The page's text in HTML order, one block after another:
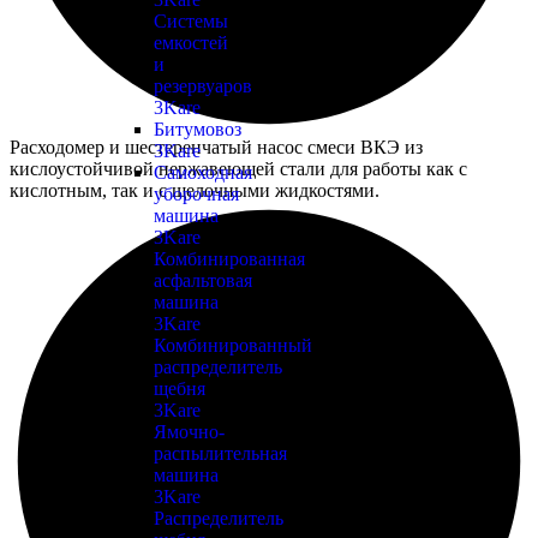
Системы
емкостей
и
резервуаров
3Kare
Битумовоз
3Kare
Самоходная
уборочная
машина
3Kare
Комбинированная
асфальтовая
машина
3Kare
Комбинированный
распределитель
щебня
3Kare
Ямочно-
распылительная
машина
3Kare
Распределитель
Расходомер и шестеренчатый насос смеси ВКЭ из
кислоустойчивой нержавеющей стали для работы как с
кислотным, так и с щелочными жидкостями.